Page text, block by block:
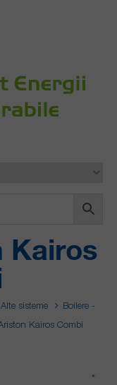
Kairos
Alte sisteme
Boilere -
Kairos Combi
*
*